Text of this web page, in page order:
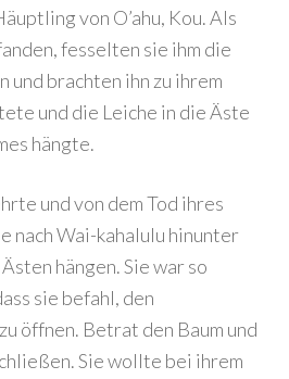
von O’ahu, Kou. Als
fesselten sie ihm die
und brachten ihn zu ihrem
und die Leiche in die Äste
hängte.
und von dem Tod ihres
nach Wai-kahalulu hinunter
hängen. Sie war so
sie befahl, den
öffnen. Betrat den Baum und
Sie wollte bei ihrem